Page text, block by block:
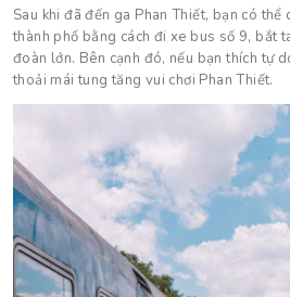
Sau khi đã đến ga Phan Thiết, bạn có
thành phố bằng cách đi xe bus số 9, bắt
đoàn lớn. Bên cạnh đó, nếu bạn thích tự
thoải mái tung tăng vui chơi Phan Thiết.